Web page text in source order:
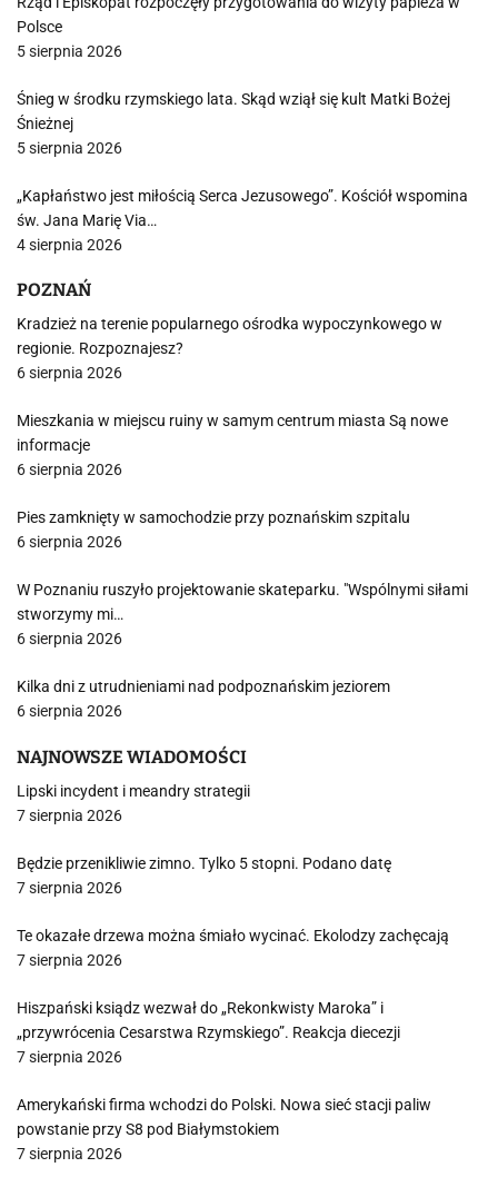
Polsce
5 sierpnia 2026
Śnieg w środku rzymskiego lata. Skąd wziął się kult Matki Bożej
Śnieżnej
5 sierpnia 2026
„Kapłaństwo jest miłością Serca Jezusowego”. Kościół wspomina
św. Jana Marię Via…
4 sierpnia 2026
POZNAŃ
Kradzież na terenie popularnego ośrodka wypoczynkowego w
regionie. Rozpoznajesz?
6 sierpnia 2026
Mieszkania w miejscu ruiny w samym centrum miasta Są nowe
informacje
6 sierpnia 2026
Pies zamknięty w samochodzie przy poznańskim szpitalu
6 sierpnia 2026
W Poznaniu ruszyło projektowanie skateparku. "Wspólnymi siłami
stworzymy mi…
6 sierpnia 2026
Kilka dni z utrudnieniami nad podpoznańskim jeziorem
6 sierpnia 2026
NAJNOWSZE WIADOMOŚCI
Lipski incydent i meandry strategii
7 sierpnia 2026
Będzie przenikliwie zimno. Tylko 5 stopni. Podano datę
7 sierpnia 2026
Te okazałe drzewa można śmiało wycinać. Ekolodzy zachęcają
7 sierpnia 2026
Hiszpański ksiądz wezwał do „Rekonkwisty Maroka” i
„przywrócenia Cesarstwa Rzymskiego”. Reakcja diecezji
7 sierpnia 2026
Amerykański firma wchodzi do Polski. Nowa sieć stacji paliw
powstanie przy S8 pod Białymstokiem
7 sierpnia 2026